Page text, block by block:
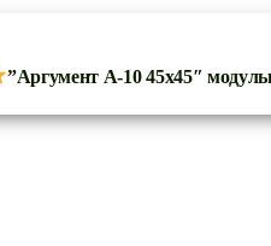
”Аргумент А-10 45х45″